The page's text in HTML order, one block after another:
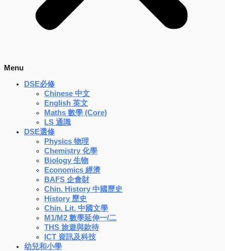
Menu
DSE必修
Chinese 中文
English 英文
Maths 數學 (Core)
LS 通識
DSE選修
Physics 物理
Chemistry 化學
Biology 生物
Economics 經濟
BAFS 企會財
Chin. History 中國歷史
History 歷史
Chin. Lit. 中國文學
M1/M2 數學延伸一/二
THS 旅遊與款待
ICT 資訊及科技
幼兒和小學